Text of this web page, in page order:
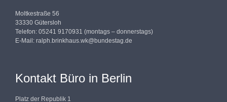
Moltkestraße 56
33330 Gütersloh
Telefon: 05241 9170931 (montags – donnerstags)
E-Mail: ralph.brinkhaus.wk@bundestag.de
Kontakt Büro in Berlin
Platz der Republik 1